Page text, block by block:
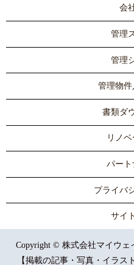
会
管理
管理
管理物
書類ダ
リノ
パー
プライバ
サイ
Copyright © 株式会社マイウェ
【掲載の記事・写真・イラス